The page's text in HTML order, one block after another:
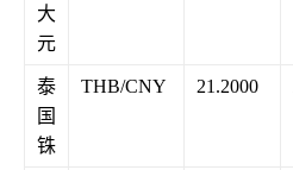
大
元
泰
国
铢
THB/CNY 21.2000